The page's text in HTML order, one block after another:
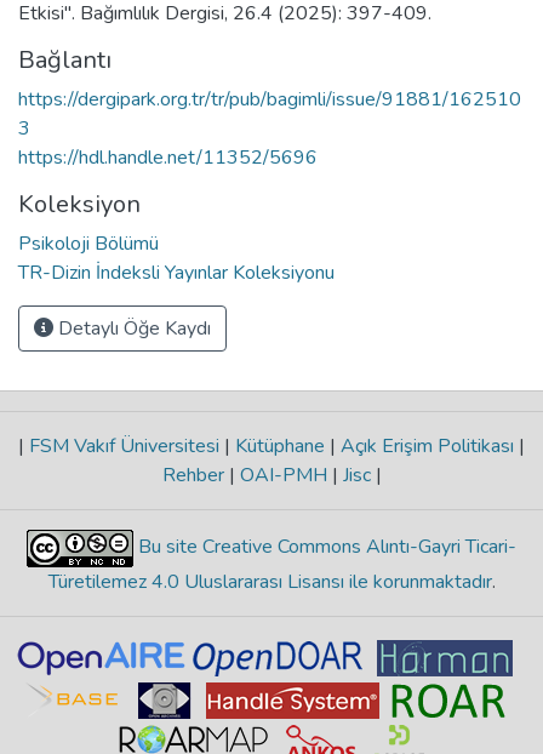
Etkisi". Bağımlılık Dergisi, 26.4 (2025): 397-409.
Bağlantı
https://dergipark.org.tr/tr/pub/bagimli/issue/91881/162510
3
https://hdl.handle.net/11352/5696
Koleksiyon
Psikoloji Bölümü
TR-Dizin İndeksli Yayınlar Koleksiyonu
Detaylı Öğe Kaydı
| FSM Vakıf Üniversitesi | Kütüphane | Açık Erişim Politikası |
Rehber | OAI-PMH | Jisc |
Bu site Creative Commons Alıntı-Gayri Ticari-
Türetilemez 4.0 Uluslararası Lisansı ile korunmaktadır.